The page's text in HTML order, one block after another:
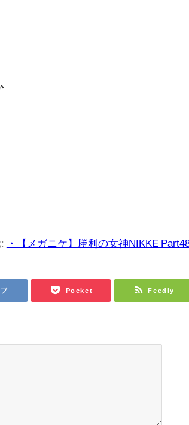
・【メガニケ】勝利の女神NIKKE
Pocket Feedly